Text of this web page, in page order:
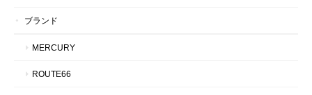
ブランド
MERCURY
ROUTE66